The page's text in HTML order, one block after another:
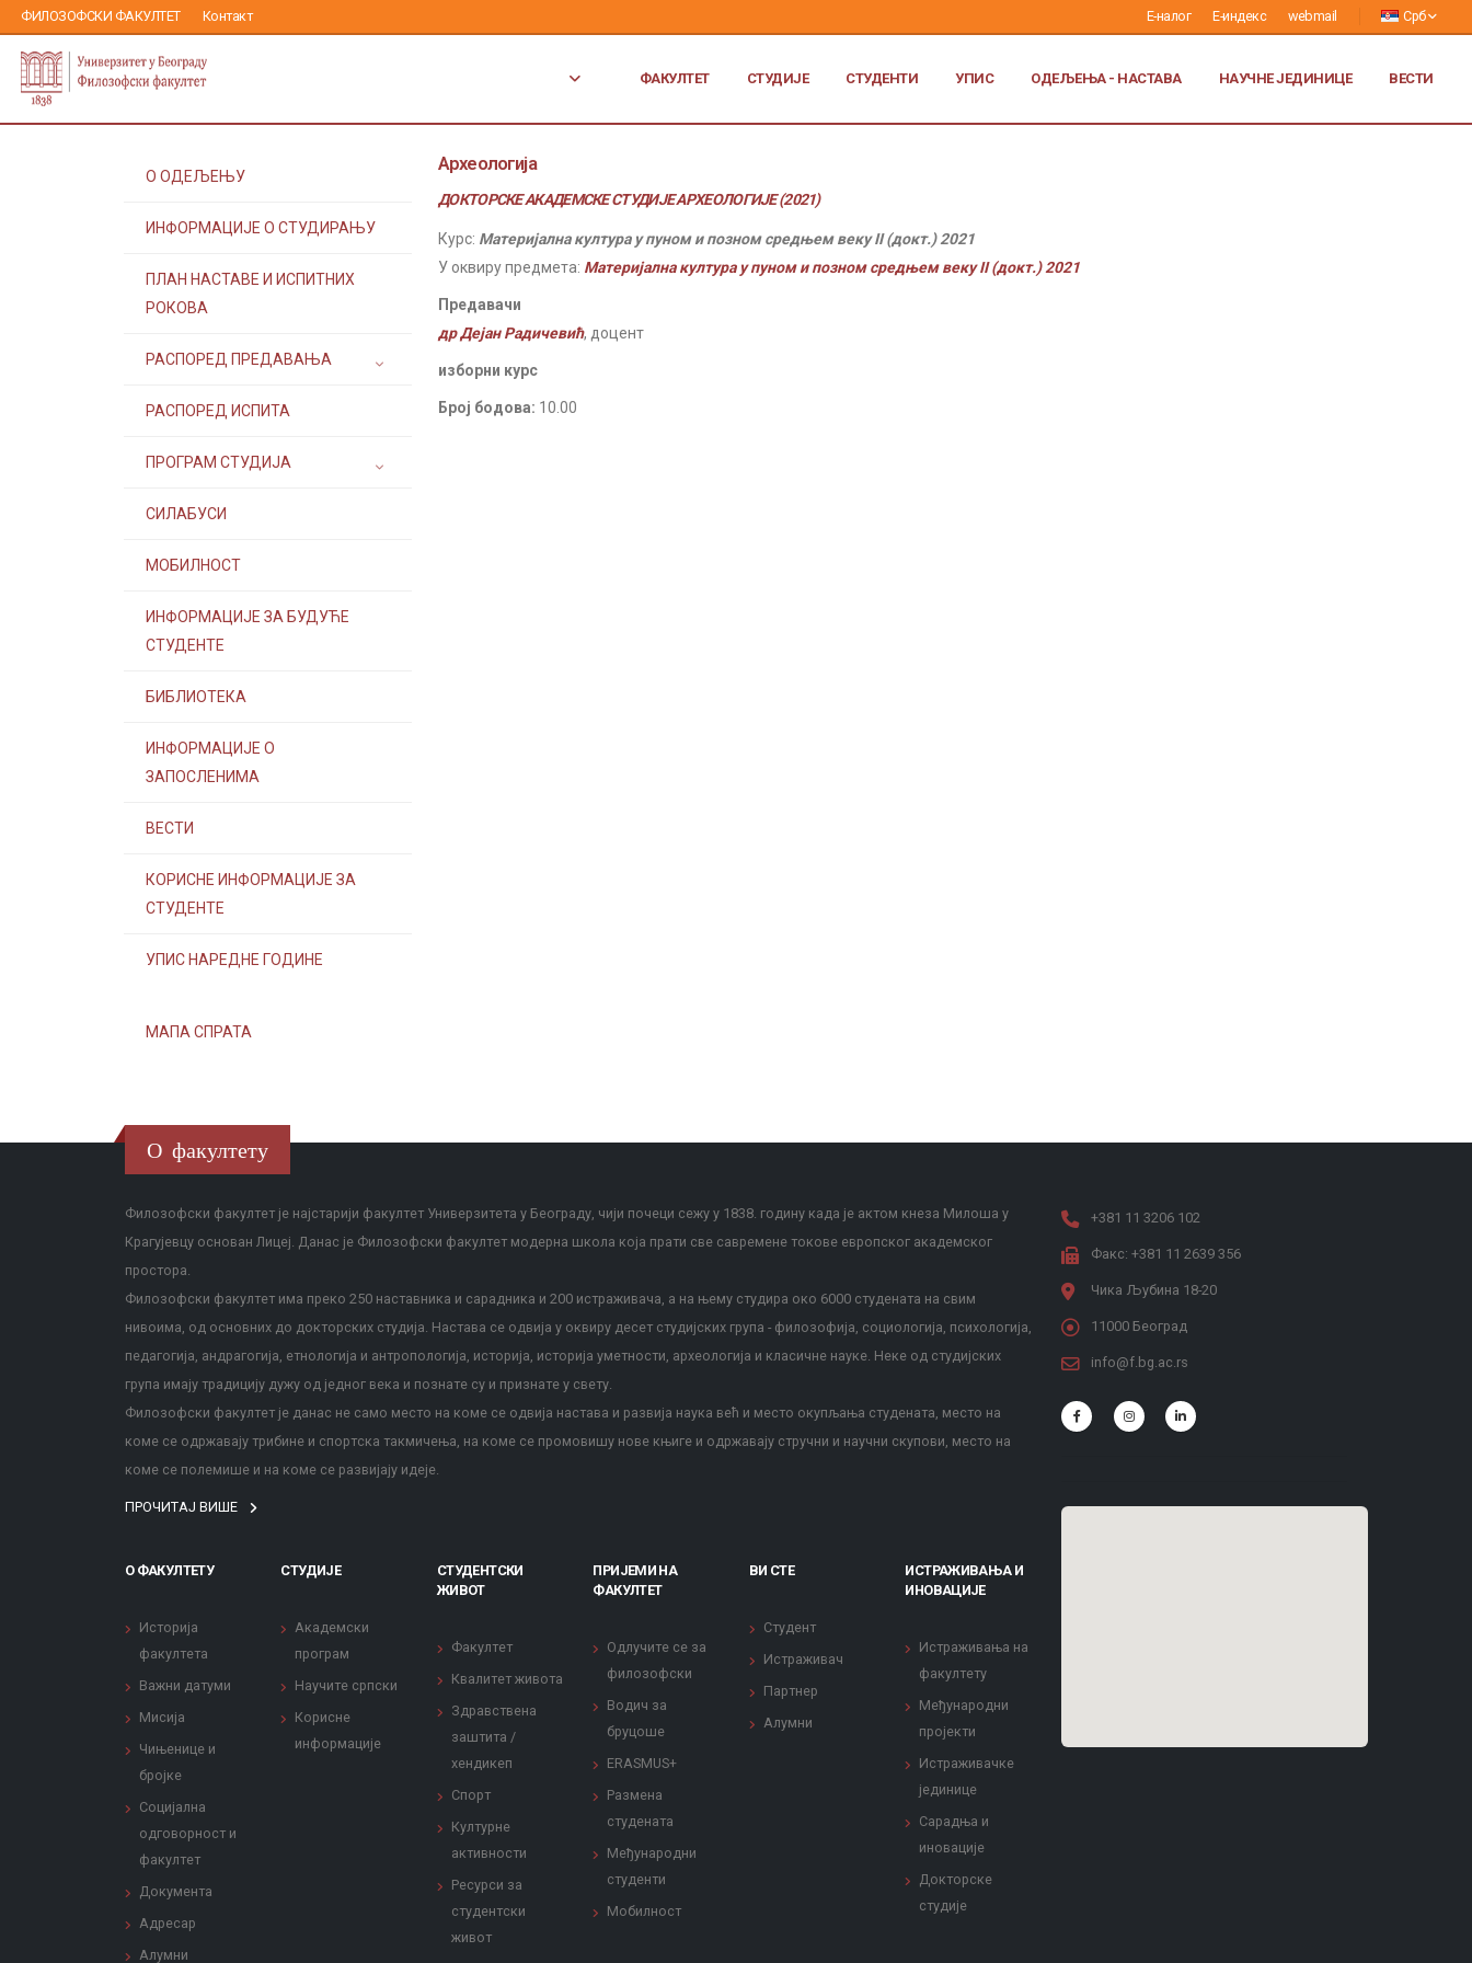
ФИЛОЗОФСКИ ФАКУЛТЕТ Контакт Е-налог Е-индекс webmail Срб
ФАКУЛТЕТ СТУДИЈЕ СТУДЕНТИ УПИС ОДЕЉЕЊА - НАСТАВА НАУЧНЕ ЈЕДИНИЦЕ ВЕСТИ
О ОДЕЉЕЊУ
ИНФОРМАЦИЈЕ О СТУДИРАЊУ
ПЛАН НАСТАВЕ И ИСПИТНИХ
РОКОВА
РАСПОРЕД ПРЕДАВАЊА
РАСПОРЕД ИСПИТА
ПРОГРАМ СТУДИЈА
СИЛАБУСИ
МОБИЛНОСТ
ИНФОРМАЦИЈЕ ЗА БУДУЋЕ
СТУДЕНТЕ
БИБЛИОТЕКА
ИНФОРМАЦИЈЕ О
ЗАПОСЛЕНИМА
ВЕСТИ
КОРИСНЕ ИНФОРМАЦИЈЕ ЗА
СТУДЕНТЕ
УПИС НАРЕДНЕ ГОДИНЕ
МАПА СПРАТА
Археологија
ДОКТОРСКЕ АКАДЕМСКЕ СТУДИЈЕ АРХЕОЛОГИЈЕ (2021)
Курс: Материјална култура у пуном и позном средњем веку II (докт.) 2021
У оквиру предмета: Материјална култура у пуном и позном средњем веку II (докт.) 2021
Предавачи
др Дејан Радичевић, доцент
изборни курс
Број бодова: 10.00
О факултету
Филозофски факултет је најстарији факултет Универзитета у Београду, чији почеци сежу у 1838. годину када је актом кнеза Милоша у
Крагујевцу основан Лицеј. Данас је Филозофски факултет модерна школа која прати све савремене токове европског академског
простора.
Филозофски факултет има преко 250 наставника и сарадника и 200 истраживача, а на њему студира око 6000 студената на свим
нивоима, од основних до докторских студија. Настава се одвија у оквиру десет студијских група - филозофија, социологија, психологија,
педагогија, андрагогија, етнологија и антропологија, историја, историја уметности, археологија и класичне науке. Неке од студијских
група имају традицију дужу од једног века и познате су и признате у свету.
Филозофски факултет је данас не само место на коме се одвија настава и развија наука већ и место окупљања студената, место на
коме се одржавају трибине и спортска такмичења, на коме се промовишу нове књиге и одржавају стручни и научни скупови, место на
коме се полемише и на коме се развијају идеје.
ПРОЧИТАЈ ВИШЕ
О ФАКУЛТЕТУ
Историја
факултета
Важни датуми
Мисија
Чињенице и
бројке
Социјална
одговорност и
факултет
Документа
Адресар
Алумни
СТУДИЈЕ
Академски
програм
Научите српски
Корисне
информације
СТУДЕНТСКИ
ЖИВОТ
Факултет
Квалитет живота
Здравствена
заштита /
хендикеп
Спорт
Културне
активности
Ресурси за
студентски
живот
ПРИЈЕМИ НА
ФАКУЛТЕТ
Одлучите се за
филозофски
Водич за
бруцоше
ERASMUS+
Размена
студената
Међународни
студенти
Мобилност
ВИ СТЕ
Студент
Истраживач
Партнер
Алумни
ИСТРАЖИВАЊА И
ИНОВАЦИЈЕ
Истраживања на
факултету
Међународни
пројекти
Истраживачке
јединице
Сарадња и
иновације
Докторске
студије
+381 11 3206 102
Факс: +381 11 2639 356
Чика Љубина 18-20
11000 Београд
info@f.bg.ac.rs